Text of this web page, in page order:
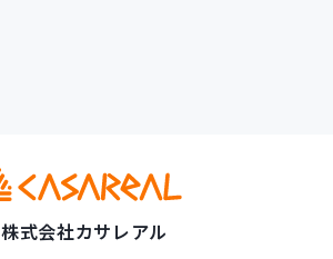
株式会社カサレアル